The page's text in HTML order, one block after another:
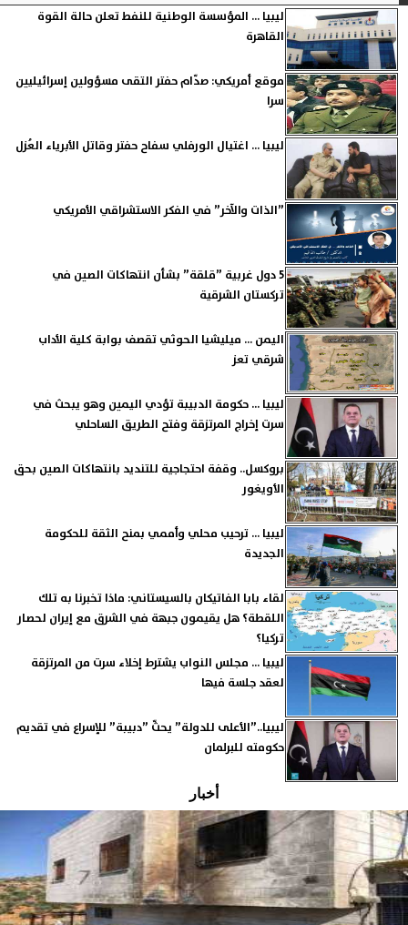
ليبيا ... المؤسسة الوطنية للنفط تعلن حالة القوة
القاهرة
موقع أمريكي: صدّام حفتر التقى مسؤولين إسرائيليين
سرا
ليبيا ... اغتيال الورفلي سفاح حفتر وقاتل الأبرياء العُزل
”الذات والآخر” في الفكر الاستشراقي الأمريكي
5 دول غربية ”قلقة” بشأن انتهاكات الصين في
تركستان الشرقية
اليمن ... ميليشيا الحوثي تقصف بوابة كلية الأداب
شرقي تعز
ليبيا ... حكومة الدبيبة تؤدي اليمين وهو يبحث في
سرت إخراج المرتزقة وفتح الطريق الساحلي
بروكسل.. وقفة احتجاجية للتنديد بانتهاكات الصين بحق
الأويغور
ليبيا ... ترحيب محلي وأممي بمنح الثقة للحكومة
الجديدة
لقاء بابا الفاتيكان بالسيستاني: ماذا تخبرنا به تلك
اللقطة؟ هل يقيمون جبهة في الشرق مع إيران لحصار
تركيا؟
ليبيا ... مجلس النواب يشترط إخلاء سرت من المرتزقة
لعقد جلسة فيها
ليبيا..”الأعلى للدولة” يحثّ ”دبيبة” للإسراع في تقديم
حكومته للبرلمان
أخبار